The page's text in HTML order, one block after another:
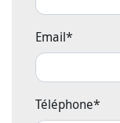
Email*
Téléphone*